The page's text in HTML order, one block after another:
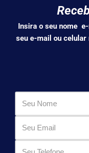
Insira o seu nome
seu e-mail ou